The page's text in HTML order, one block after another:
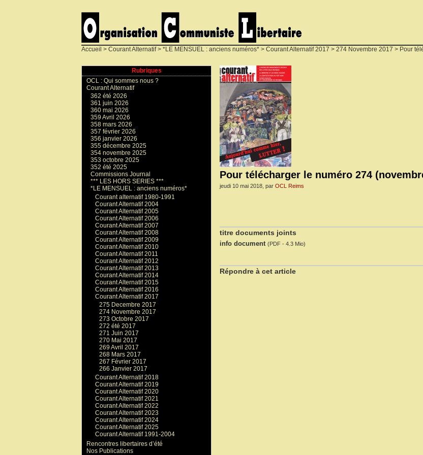
Accueil > Courant Alternatif> *LE MENSUEL : anciens numéros* > Courant Alternatif 2017 > 274 Novembre 2017 > Pour
Pour télécharger le numéro 274
jeudi 10 mai 2018, par OCL Reims
titre documents joints
info document (PDF - 4.3 Mio)
Répondre à cet article
Rubriques
OCL : Qui sommes nous ?
Courant Alternatif
362 été 2026
361 juin 2026
360 mai 2026
359 Avril 2026
358 mars 2026
357 février 2026
356 janvier 2026
355 décembre 2025
354 novembre 2025
353 octobre 2025
352 été 2025
Commissions Journal
*** LES HORS SERIES ***
*LE MENSUEL : anciens numéros*
Courant alternatif 1980-1991
Courant Alternatif 2004
Courant Alternatif 2005
Courant Alternatif 2006
Courant Alternatif 2007
Courant Alternatif 2008
Courant Alternatif 2009
Courant Alternatif 2010
Courant Alternatif 2011
Courant Alternatif 2012
Courant Alternatif 2013
Courant Alternatif 2014
Courant Alternatif 2015
Courant Alternatif 2016
Courant Alternatif 2017
275 Decembre 2017
274 Novembre 2017
273 Octobre 2017
272 été 2017
271 Juin 2017
270 Mai 2017
269 Avril 2017
268 Mars 2017
267 Février 2017
266 Janvier 2017
Courant Alternatif 2018
Courant Alternatif 2019
Courant Alternatif 2020
Courant Alternatif 2021
Courant Alternatif 2022
Courant Alternatif 2023
Courant Alternatif 2024
Courant Alternatif 2025
Courant Alternatif 1991-2004
Rencontres libertaires d’été
Nos Publications